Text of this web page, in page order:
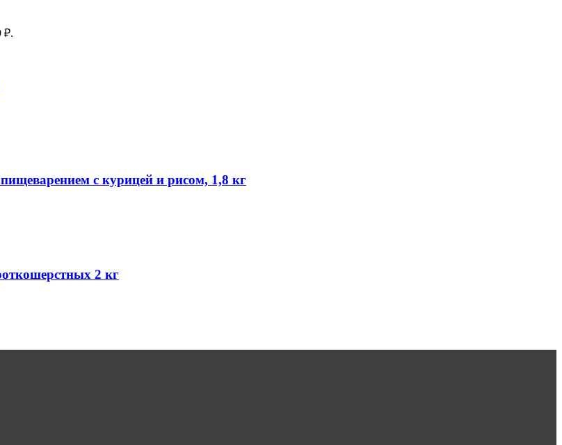
₽.
с курицей и рисом, 1,8 кг
2 кг